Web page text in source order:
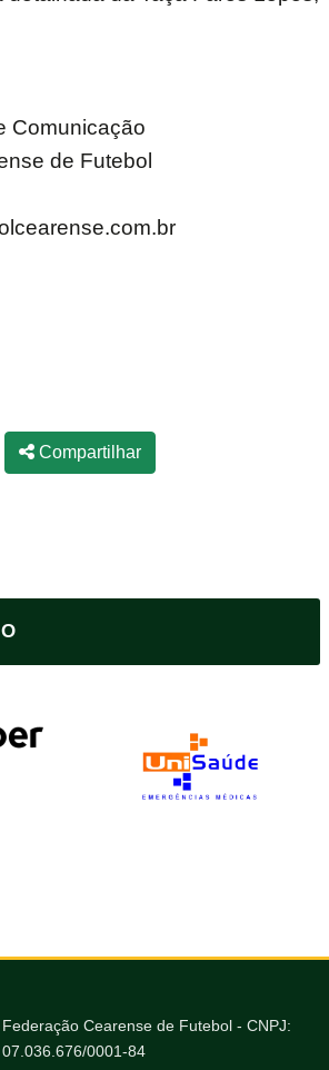
Comunicação
de Futebol
Compartilhar
Federação Cearense de Futebol - CNPJ:
07.036.676/0001-84